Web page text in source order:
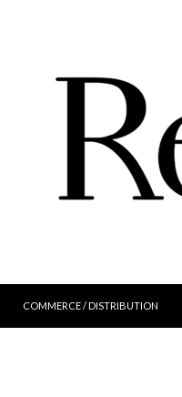
COMMERCE / DISTRIBUTION